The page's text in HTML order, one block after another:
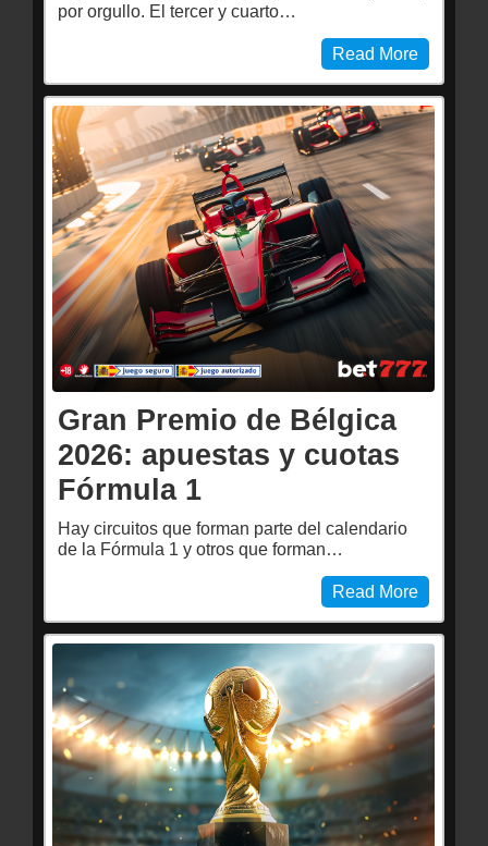
por orgullo. El tercer y cuarto…
Read More
Gran Premio de Bélgica
2026: apuestas y cuotas
Fórmula 1
Hay circuitos que forman parte del calendario
de la Fórmula 1 y otros que forman…
Read More